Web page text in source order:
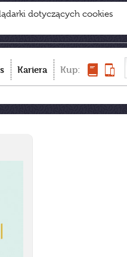
dotyczących cookies
Kariera Kup: